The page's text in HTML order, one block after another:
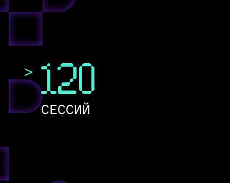
>
СЕССИЙ